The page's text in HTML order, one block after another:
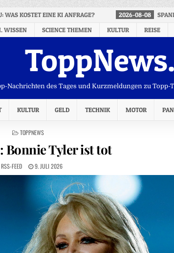
WAS KOSTET EINE KI ANFRAGE? 2026-08-08
WISSEN SCIENCE THEMEN KULTUR REISE
Nachrichten des Tages und Kurzmeldungen zu Topp-
KULTUR GELD TECHNIK MOTOR
POSTED
TOPPNEWS
Bonnie Tyler ist tot
RSS-FEED 9. JULI 2026